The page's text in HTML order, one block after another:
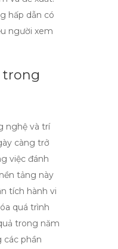
hấp dẫn có
người xem
trong
nghệ và trí
càng trở
việc đánh
tảng này
tích hành vi
quá trình
trong năm
các phần